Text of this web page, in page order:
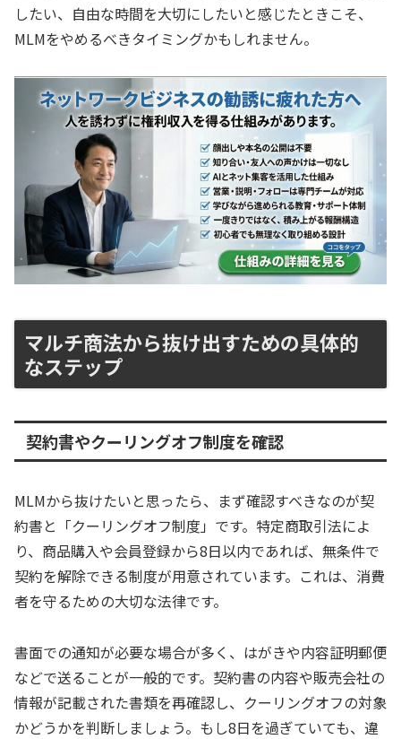
したい、自由な時間を大切にしたいと感じたときこそ、
MLMをやめるべきタイミングかもしれません。
マルチ商法から抜け出すための具体的
なステップ
契約書やクーリングオフ制度を確認
MLMから抜けたいと思ったら、まず確認すべきなのが契
約書と「クーリングオフ制度」です。特定商取引法によ
り、商品購入や会員登録から8日以内であれば、無条件で
契約を解除できる制度が用意されています。これは、消費
者を守るための大切な法律です。
書面での通知が必要な場合が多く、はがきや内容証明郵便
などで送ることが一般的です。契約書の内容や販売会社の
情報が記載された書類を再確認し、クーリングオフの対象
かどうかを判断しましょう。もし8日を過ぎていても、違